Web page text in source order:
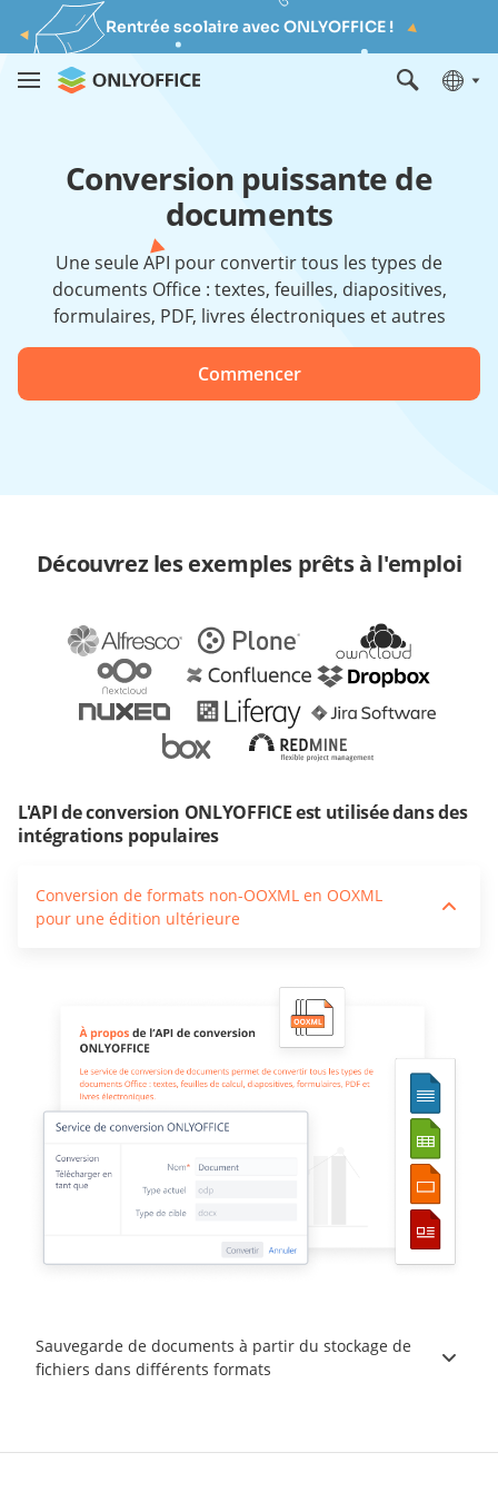
Rentrée scolaire avec ONLYOFFICE !
Conversion puissante de
documents
Une seule API pour convertir tous les types de
documents Office : textes, feuilles, diapositives,
formulaires, PDF, livres électroniques et autres
Commencer
Découvrez les exemples prêts à l'emploi
L'API de conversion ONLYOFFICE est utilisée dans des
intégrations populaires
Conversion de formats non-OOXML en OOXML
pour une édition ultérieure
Sauvegarde de documents à partir du stockage de
fichiers dans différents formats